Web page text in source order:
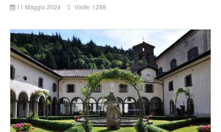
11 Maggio 2024 Visite: 1288